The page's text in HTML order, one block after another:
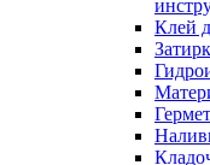
Клей